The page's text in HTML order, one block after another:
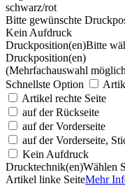
schwarz/rot
Bitte gewünschte
Kein Aufdruck
Druckposition(en)Bitte
Druckposition(en)
(Mehrfachauswahl
Schnellste Option
Artikel rechte Seite
auf der Rückseite
auf der Vorderseite
auf der Vorderseite,
Kein Aufdruck
Drucktechnik(en)Wählen
Artikel linke SeiteMehr